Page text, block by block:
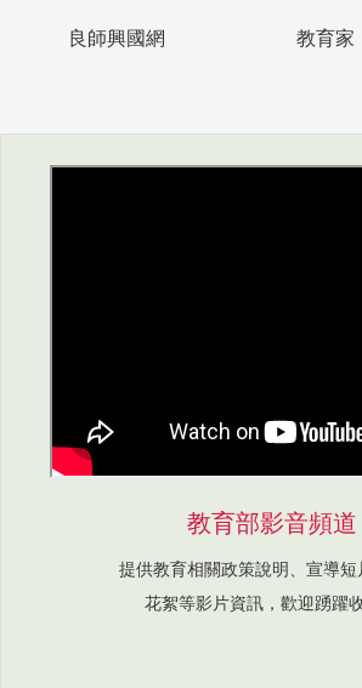
良師興國網
教育家
教育部影音頻道
提供教育相關政策說明、宣導短
花絮等影片資訊，歡迎踴躍